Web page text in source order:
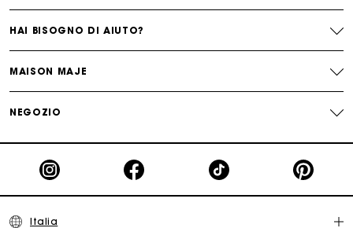
HAI BISOGNO DI AIUTO?
MAISON MAJE
NEGOZIO
Italia